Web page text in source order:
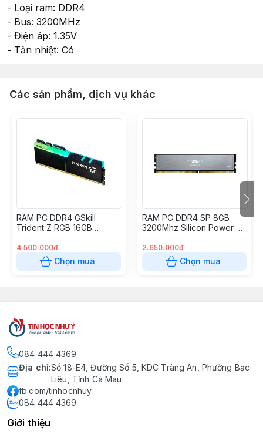
- Loại ram: DDR4
- Bus: 3200MHz
- Điện áp: 1.35V
- Tản nhiệt: Có
Các sản phẩm, dịch vụ khác
RAM PC DDR4 GSkill
Trident Z RGB 16GB
16GTZR
4.500.000đ
Chọn mua
RAM PC DDR4 SP 8GB
3200Mhz Silicon Power X-
2.650.000đ
Chọn mua
084 444 4369
Địa chỉ:Số 18-E4, Đường Số 5, KDC Tràng An, Phường Bạc
Liêu, Tỉnh Cà Mau
fb.com/tinhocnhuy
084 444 4369
Giới thiệu